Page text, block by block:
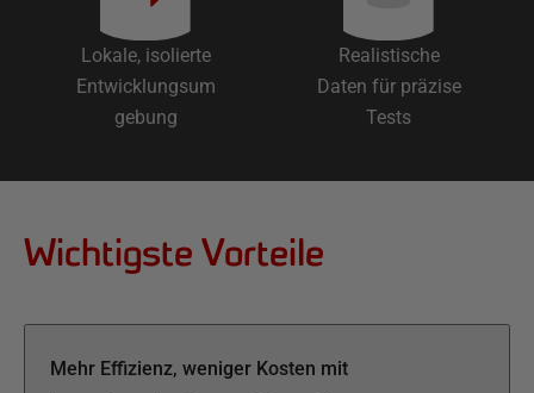
Lokale, isolierte
Entwicklungsum
gebung
Realistische
Daten für präzise
Tests
Wichtigste Vorteile
Mehr Effizienz, weniger Kosten mit